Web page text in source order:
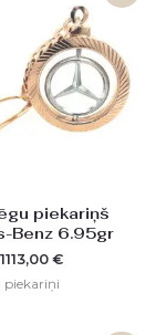
piekariņš
Benz 6.95gr
2224,00 €.
1113,00 €
is:
1113,00 €.
piekariņi